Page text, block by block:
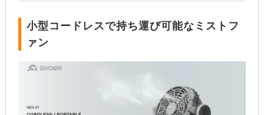
小型コードレスで持ち運び可能なミストフ
ァン